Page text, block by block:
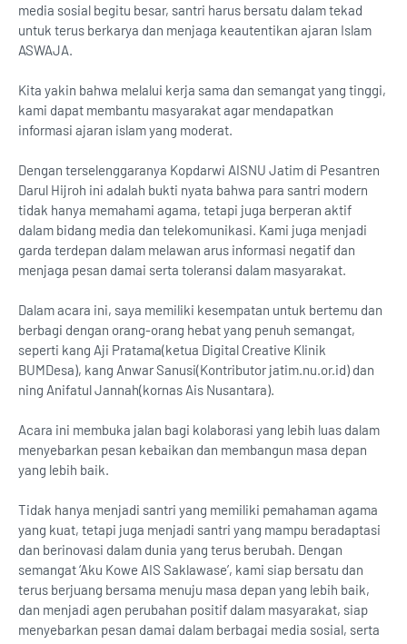
media sosial begitu besar, santri harus bersatu dalam tekad
untuk terus berkarya dan menjaga keautentikan ajaran Islam
ASWAJA.
Kita yakin bahwa melalui kerja sama dan semangat yang tinggi,
kami dapat membantu masyarakat agar mendapatkan
informasi ajaran islam yang moderat.
Dengan terselenggaranya Kopdarwi AISNU Jatim di Pesantren
Darul Hijroh ini adalah bukti nyata bahwa para santri modern
tidak hanya memahami agama, tetapi juga berperan aktif
dalam bidang media dan telekomunikasi. Kami juga menjadi
garda terdepan dalam melawan arus informasi negatif dan
menjaga pesan damai serta toleransi dalam masyarakat.
Dalam acara ini, saya memiliki kesempatan untuk bertemu dan
berbagi dengan orang-orang hebat yang penuh semangat,
seperti kang Aji Pratama(ketua Digital Creative Klinik
BUMDesa), kang Anwar Sanusi(Kontributor jatim.nu.or.id) dan
ning Anifatul Jannah(kornas Ais Nusantara).
Acara ini membuka jalan bagi kolaborasi yang lebih luas dalam
menyebarkan pesan kebaikan dan membangun masa depan
yang lebih baik.
Tidak hanya menjadi santri yang memiliki pemahaman agama
yang kuat, tetapi juga menjadi santri yang mampu beradaptasi
dan berinovasi dalam dunia yang terus berubah. Dengan
semangat ‘Aku Kowe AIS Saklawase’, kami siap bersatu dan
terus berjuang bersama menuju masa depan yang lebih baik,
dan menjadi agen perubahan positif dalam masyarakat, siap
menyebarkan pesan damai dalam berbagai media sosial, serta